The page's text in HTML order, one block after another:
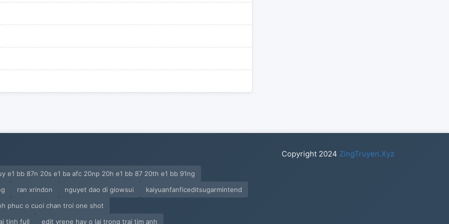
e1 bb 87n 20s e1 ba afc 20np 20h e1 bb 87 20th e1 bb 91ng
ran xrindon nguyet dao di giowsui
kaiyuanfanficeditsugarmintend
phuc o cuoi chan troi one shot
tinh full edit vrene hay o lai trong trai tim anh
Copyright 2024 ZingTruyen.Xyz